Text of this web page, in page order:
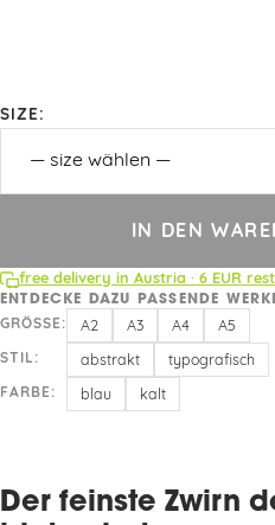
SIZE:
IN DEN
free delivery in Austria · 6 EUR
ENTDECKE DAZU PASSENDE
GRÖSSE:
A2 A3 A4 A5
STIL: abstrakt typografisch
FARBE: blau kalt
Der feinste Zwirn